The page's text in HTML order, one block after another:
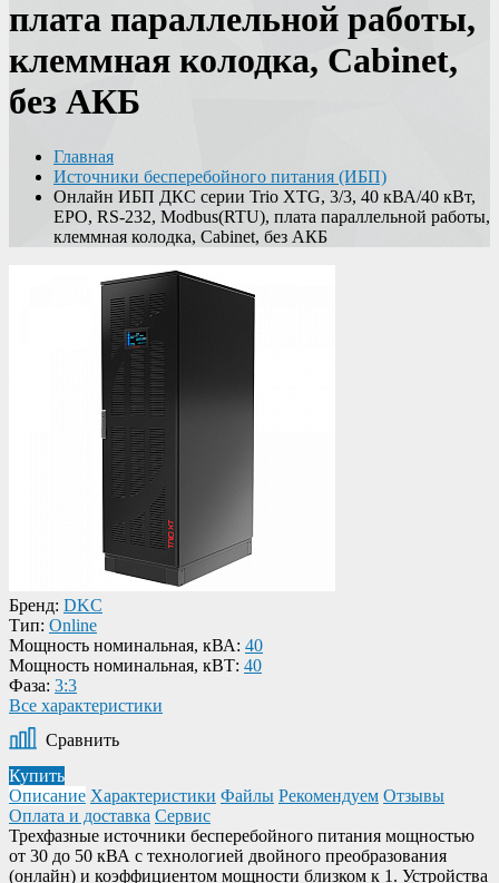
плата параллельной работы,
клеммная колодка, Cabinet,
без АКБ
Главная
Источники бесперебойного питания (ИБП)
Онлайн ИБП ДКС серии Trio XTG, 3/3, 40 кВА/40 кВт,
EPO, RS-232, Modbus(RTU), плата параллельной работы,
клеммная колодка, Cabinet, без АКБ
Бренд: DKC
Тип: Online
Мощность номинальная, кВА: 40
Мощность номинальная, кВТ: 40
Фаза: 3:3
Все характеристики
Сравнить
Купить
Описание Характеристики Файлы Рекомендуем Отзывы
Оплата и доставка Сервис
Трехфазные источники бесперебойного питания мощностью
от 30 до 50 кВА с технологией двойного преобразования
(онлайн) и коэффициентом мощности близком к 1. Устройства